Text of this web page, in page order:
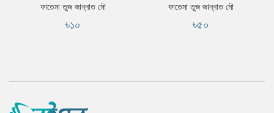
ফাতেমা তুজ জান্নাত মৌ
৳১০
ফাতেমা তুজ জান্নাত মৌ
৳৫০